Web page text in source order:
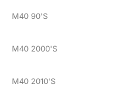
M40 90'S
M40 2000'S
M40 2010'S